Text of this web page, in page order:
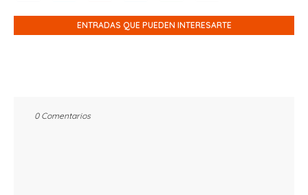
ENTRADAS QUE PUEDEN INTERESARTE
0 Comentarios